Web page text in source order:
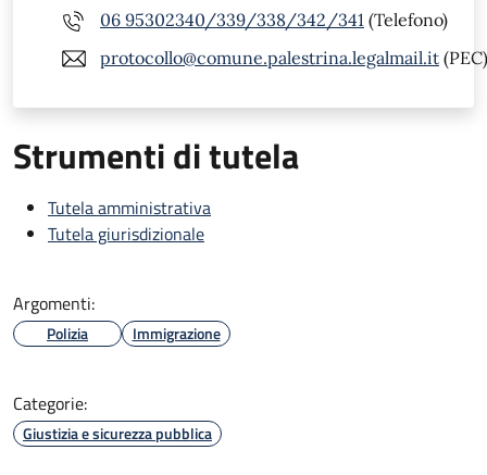
06 95302340/339/338/342/341 (Telefono)
protocollo@comune.palestrina.legalmail.it (PEC)
Strumenti di tutela
Tutela amministrativa
Tutela giurisdizionale
Argomenti:
Polizia Immigrazione
Categorie:
Giustizia e sicurezza pubblica